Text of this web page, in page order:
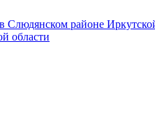
Слюдянском районе
области